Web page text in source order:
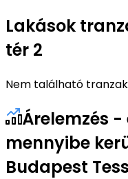
Lakások
tér 2
Nem található
Árelemzés -
mennyibe
Budapest